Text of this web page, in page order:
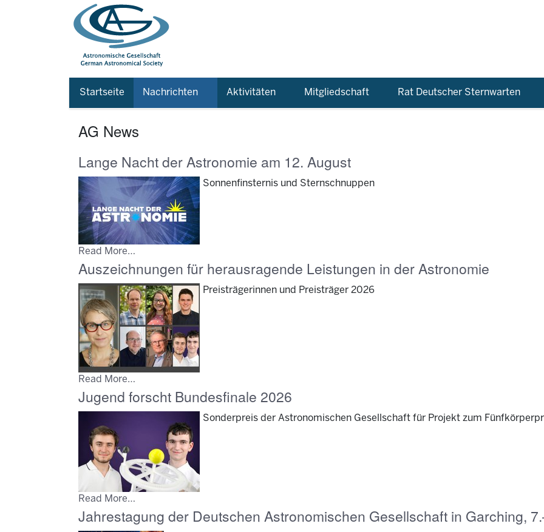
Startseite Nachrichten Aktivitäten Mitgliedschaft Rat Deutscher Sternwarten
AG News
Lange Nacht der Astronomie am 12. August
Sonnenfinsternis und Sternschnuppen
Read More…
Auszeichnungen für herausragende Leistungen in der Astronomie
Preisträgerinnen und Preisträger 2026
Read More…
Jugend forscht Bundesfinale 2026
Sonderpreis der Astronomischen Gesellschaft für Projekt zum
Read More…
Jahrestagung der Deutschen Astronomischen Gesellschaft in Garching,